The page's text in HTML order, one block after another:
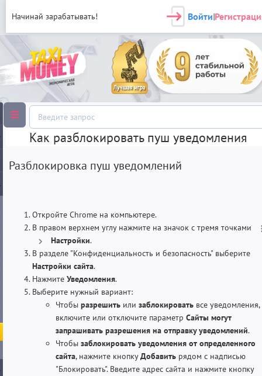
Начинай зарабатывать! Войти|
Как разблокировать пуш уведомления
Разблокировка пуш уведомлений
Откройте Chrome на компьютере.
В правом верхнем углу нажмите на значок с тремя точками
Настройки.
В разделе "Конфиденциальность и безопасность" выберите
Настройки сайта.
Нажмите Уведомления.
Выберите нужный вариант:
Чтобы разрешить или заблокировать все уведомления,
включите или отключите параметр Сайты могут
запрашивать разрешения на отправку уведомлений.
Чтобы заблокировать уведомления от определенного
сайта, нажмите кнопкуДобавить рядом с надписью
"Блокировать". Введите адрес сайта и нажмите кнопку